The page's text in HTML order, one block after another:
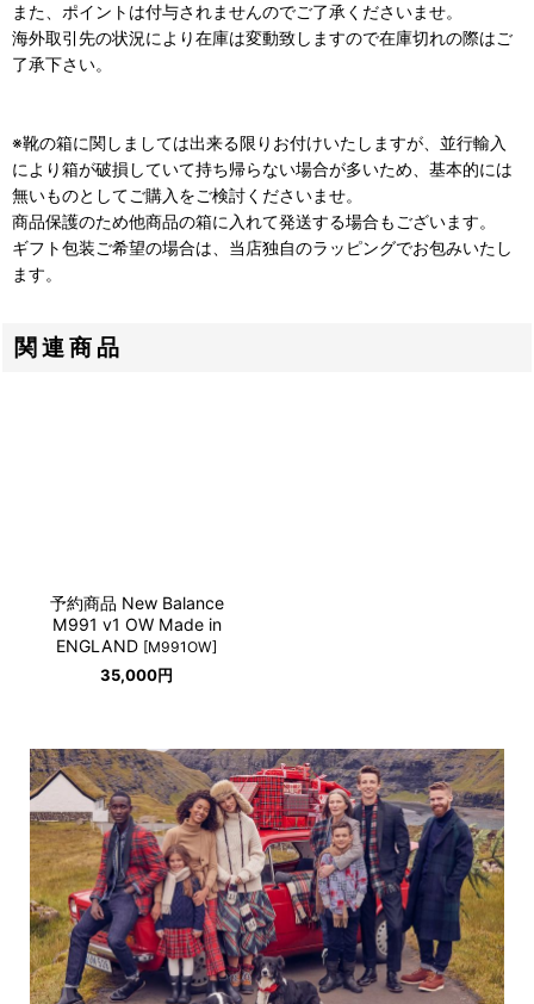
また、ポイントは付与されませんのでご了承くださいませ。
海外取引先の状況により在庫は変動致しますので在庫切れの際はご
了承下さい。
※靴の箱に関しましては出来る限りお付けいたしますが、並行輸入
により箱が破損していて持ち帰らない場合が多いため、基本的には
無いものとしてご購入をご検討くださいませ。
商品保護のため他商品の箱に入れて発送する場合もございます。
ギフト包装ご希望の場合は、当店独自のラッピングでお包みいたし
ます。
関連商品
予約商品 New Balance
M991 v1 OW Made in
ENGLAND [M991OW]
35,000円